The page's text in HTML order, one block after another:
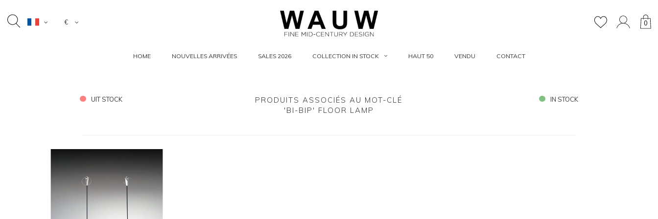
€ 0
HOME NOUVELLES ARRIVÉES SALES 2026 COLLECTION IN STOCK HAUT 50 VENDU CONTACT
UIT STOCK
PRODUITS ASSOCIÉS AU MOT-CLÉ
'BI-BIP' FLOOR LAMP
IN STOCK